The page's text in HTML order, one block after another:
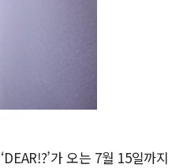
가 오는 7월 15일까지